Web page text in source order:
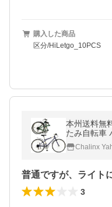
購入した商品
区分/HiLetgo_10PCS
本州送料無
たみ自転車
マノ6段変速
Chalinx
3